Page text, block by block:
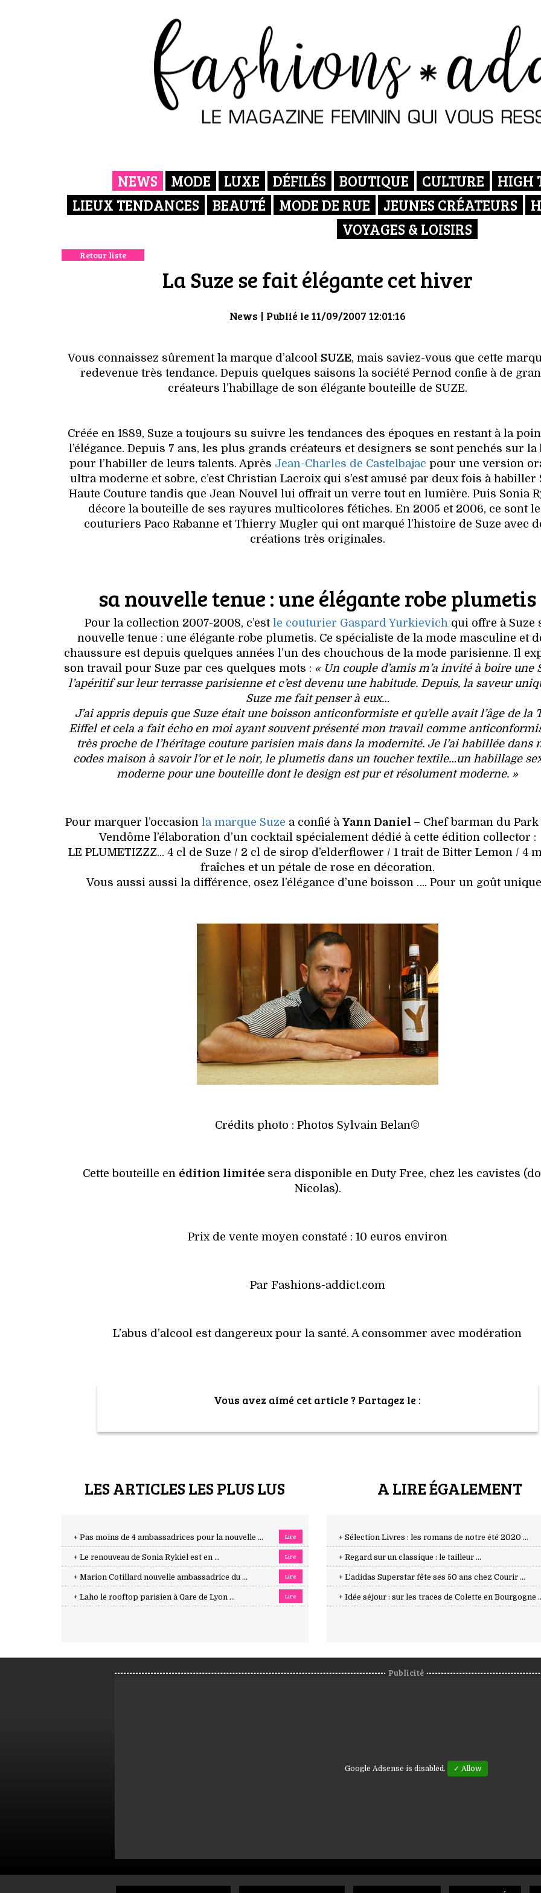
NEWS MODE LUXE DÉFILÉS BOUTIQUE CULTURE
HIGH
LIEUX TENDANCES
BEAUTÉ MODE DE RUE JEUNES CRÉATEURS
VOYAGES & LOISIRS
Retour liste
La Suze se fait élégante cet hiver
News | Publié le 11/09/2007 12:01:16
Vous connaissez sûrement la marque d’alcool SUZE, mais saviez-vous que cette
redevenue très tendance. Depuis quelques saisons la société Pernod confie à de
créateurs l’habillage de son élégante bouteille de SUZE.
Créée en 1889, Suze a toujours su suivre les tendances des époques en restant à la
l’élégance. Depuis 7 ans, les plus grands créateurs et designers se sont penchés sur la
pour l’habiller de leurs talents. Après Jean-Charles de Castelbajac pour une version
ultra moderne et sobre, c’est Christian Lacroix qui s’est amusé par deux fois à habiller
Haute Couture tandis que Jean Nouvel lui offrait un verre tout en lumière. Puis Sonia
décore la bouteille de ses rayures multicolores fétiches. En 2005 et 2006, ce sont
couturiers Paco Rabanne et Thierry Mugler qui ont marqué l’histoire de Suze avec
créations très originales.
sa nouvelle tenue : une élégante robe plumetis
Pour la collection 2007-2008, c’estle couturier Gaspard Yurkievich qui offre à Suze
nouvelle tenue : une élégante robe plumetis. Ce spécialiste de la mode masculine et
chaussure est depuis quelques années l’un des chouchous de la mode parisienne. Il
son travail pour Suze par ces quelques mots : « Un couple d’amis m’a invité à boire une
l’apéritif sur leur terrasse parisienne et c’est devenu une habitude. Depuis, la saveur
Suze me fait penser à eux…
J’ai appris depuis que Suze était une boisson anticonformiste et qu’elle avait l’âge de la
Eiffel et cela a fait écho en moi ayant souvent présenté mon travail comme
très proche de l’héritage couture parisien mais dans la modernité. Je l’ai habillée dans
codes maison à savoir l’or et le noir, le plumetis dans un toucher textile…un habillage
moderne pour une bouteille dont le design est pur et résolument moderne. »
Pour marquer l’occasion la marque Suze a confié à Yann Daniel – Chef barman du
Vendôme l’élaboration d’un cocktail spécialement dédié à cette édition collector :
LE PLUMETIZZZ... 4 cl de Suze / 2 cl de sirop d’elderflower / 1 trait de Bitter Lemon / 4
fraîches et un pétale de rose en décoration.
Vous aussi aussi la différence, osez l’élégance d’une boisson …. Pour un goût
Crédits photo : Photos Sylvain Belan©
Cette bouteille en édition limitée sera disponible en Duty Free, chez les cavistes
Nicolas).
Prix de vente moyen constaté : 10 euros environ
Par Fashions-addict.com
L’abus d’alcool est dangereux pour la santé. A consommer avec modération
Vous avez aimé cet article ? Partagez le :
LES ARTICLES LES PLUS LUS
+ Pas moins de 4 ambassadrices pour la nouvelle ... Lire
+ Le renouveau de Sonia Rykiel est en ... Lire
+ Marion Cotillard nouvelle ambassadrice du ... Lire
+ Laho le rooftop parisien à Gare de Lyon ... Lire
A LIRE ÉGALEMENT
+ Sélection Livres : les romans de notre été 2020 ...
+ Regard sur un classique : le tailleur ...
+ L'adidas Superstar fête ses 50 ans chez Courir ...
+ Idée séjour : sur les traces de Colette en Bourgogne
Publicité
Google Adsense is disabled. ✓ Allow